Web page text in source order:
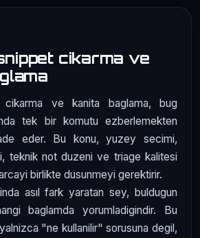
cikarma ve
cikarma ve kanita baglama, bug
tek bir komutu ezberlemekten
eder. Bu konu, yuzey secimi,
teknik not duzeni ve triage kalitesi
birlikte dusunmeyi gerektirir.
asıl fark yaratan sey, buldugun
baglamda yorumladigindir. Bu
"ne kullanilir" sorusuna degil,